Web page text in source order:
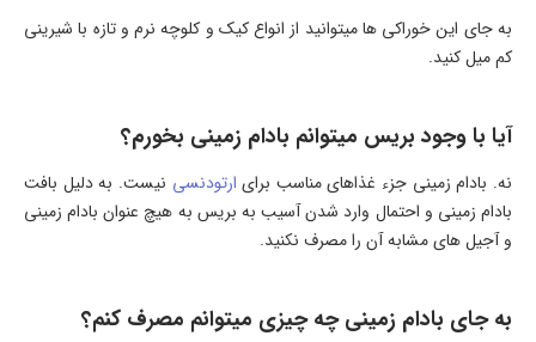
به جای این خوراکی ها میتوانید از انواع کیک و کلوچه نرم و تازه با شیرینی
کم میل کنید.
آیا با وجود بریس میتوانم بادام زمینی بخورم؟
نه. بادام زمینی جزء غذاهای مناسب برای ارتودنسی نیست. به دلیل بافت
بادام زمینی و احتمال وارد شدن آسیب به بریس به هیچ عنوان بادام زمینی
و آجیل های مشابه آن را مصرف نکنید.
به جای بادام زمینی چه چیزی میتوانم مصرف کنم؟